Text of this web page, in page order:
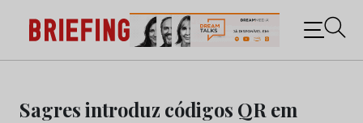
content
Briefing: Todas as notícias sobre os negócios do
Marketing e da Publicidade
Sagres introduz códigos QR em